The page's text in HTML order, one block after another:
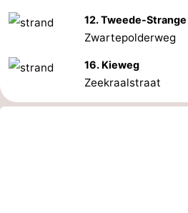
12. Tweede-Strange
Zwartepolderweg
16. Kieweg
Zeekraalstraat